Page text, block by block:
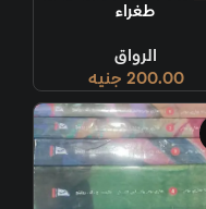
طغراء
الرواق
200.00 جنيه